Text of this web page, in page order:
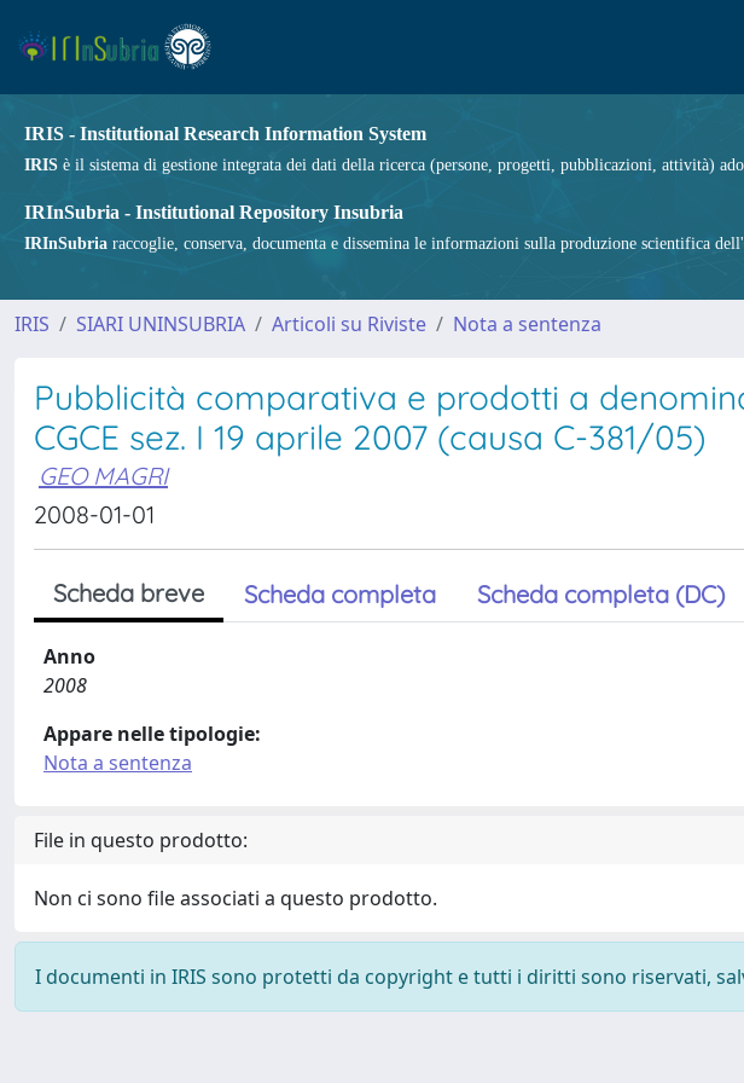
IRIS - Institutional Research Information System
IRIS è il sistema di gestione integrata dei dati della ricerca (persone, progetti, pubblicazioni, attività)
IRInSubria - Institutional Repository Insubria
IRInSubria raccoglie, conserva, documenta e dissemina le informazioni sulla produzione scientifica
IRIS SIARI UNINSUBRIA Articoli su Riviste Nota a sentenza
Pubblicità comparativa e prodotti a
CGCE sez. I 19 aprile 2007 (causa C-381/05)
GEO MAGRI
2008-01-01
Scheda breve Scheda completa Scheda completa (DC)
Anno
2008
Appare nelle tipologie:
Nota a sentenza
File in questo prodotto:
Non ci sono file associati a questo prodotto.
I documenti in IRIS sono protetti da copyright e tutti i diritti sono riservati,